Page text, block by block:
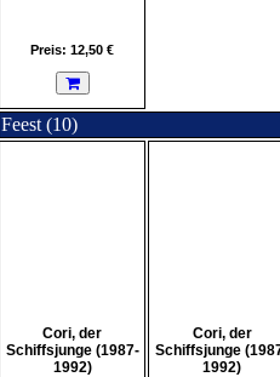
Preis: 12,50 €
Feest (10)
Cori, der
Schiffsjunge (1987-
1992)
Cori, der
Schiffsjunge
1992)